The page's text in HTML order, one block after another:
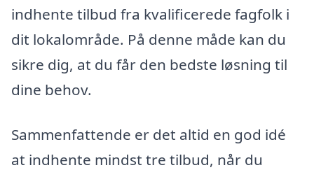
indhente tilbud fra kvalificerede fagfolk i
dit lokalområde. På denne måde kan du
sikre dig, at du får den bedste løsning til
dine behov.
Sammenfattende er det altid en god idé
at indhente mindst tre tilbud, når du